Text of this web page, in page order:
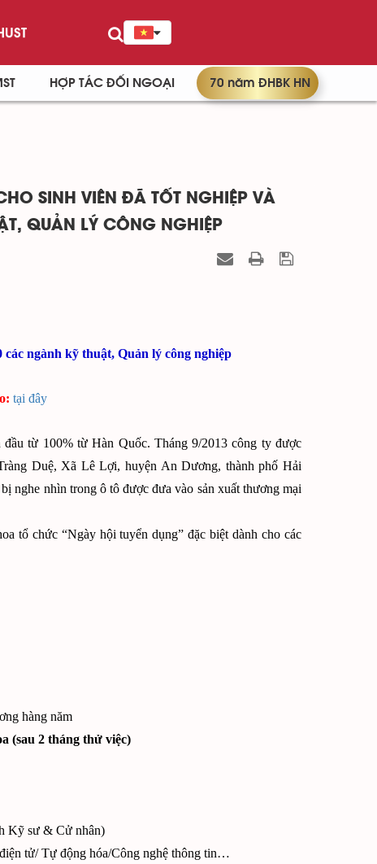
HỢP TÁC ĐỐI NGOẠI 70 năm ĐHBK HN
SINH VIÊN ĐÃ TỐT NGHIỆP VÀ
QUẢN LÝ CÔNG NGHIỆP
ngành kỹ thuật, Quản lý công nghiệp
tại đây
từ 100% từ Hàn Quốc. Tháng 9/2013 công ty được
Duệ, Xã Lê Lợi, huyện An Dương, thành phố Hải
nghe nhìn trong ô tô được đưa vào sản xuất thương mại
tổ chức “Ngày hội tuyển dụng” đặc biệt dành cho các
hàng năm
(sau 2 tháng thử việc)
Kỹ sư & Cử nhân)
tử/ Tự động hóa/Công nghệ thông tin…